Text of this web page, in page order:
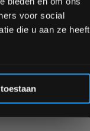
voor social
die u aan ze heeft
Inschrijven